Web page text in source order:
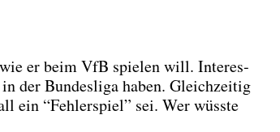
er beim VfB spie­len will. Inter­es­
der Bun­des­li­ga haben. Gleich­zei­tig
ein “Feh­ler­spiel” sei. Wer wüss­te